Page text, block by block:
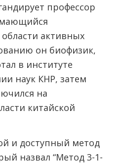
профессор
активных
он биофизик,
в институте
наук КНР, затем
на
китайской
и доступный метод
назвал “Метод 3-1-